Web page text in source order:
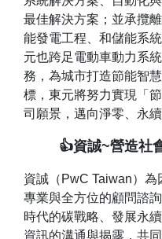
最佳解決方案；並承攬
能發電工程、和儲能系
元也跨足電動車動力系
務，為城市打造節能智
標，東元將努力實現「
司願景，邁向淨零、永續
👍資誠~營造社
資誠（PwC Taiwan）
專業與全方位的顧問諮
時代的碳戰略、發展永
資訊的溝通與揭露，共